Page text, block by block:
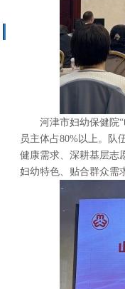
河津市妇幼保健院“
员主体占80%以上。队
健康需求、深耕基层志
妇幼特色、贴合群众需